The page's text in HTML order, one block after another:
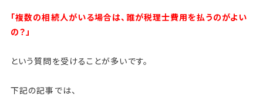
「複数の相続人がいる場合は、誰が税理士費用を払うのがよい
の？」
という質問を受けることが多いです。
下記の記事では、